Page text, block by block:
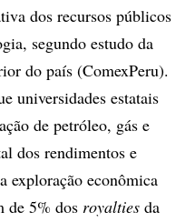
dos recursos públicos
segundo estudo da
do país (ComexPeru).
universidades estatais
de petróleo, gás e
dos rendimentos e
exploração econômica
de 5% dos royalties da